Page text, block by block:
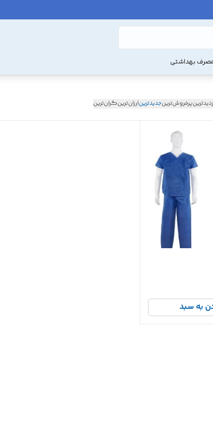
بهداشتی
پرفروش‌ترینجدیدترینارزان‌ترینگران‌ترین
به سبد